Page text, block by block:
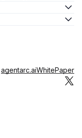
agentarc.aiWhitePaper